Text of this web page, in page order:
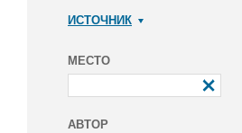
ИСТОЧНИК
МЕСТО
АВТОР